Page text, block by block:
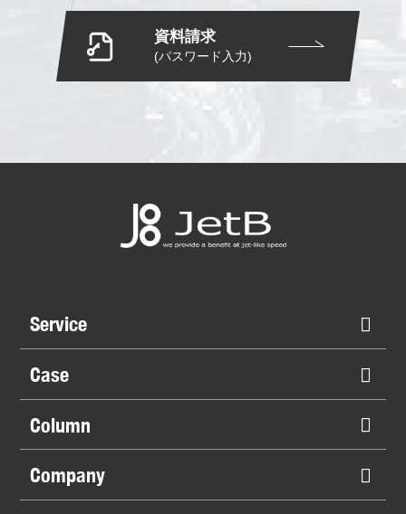
資料請求
(パスワード入力)
Service
Case
Column
Company